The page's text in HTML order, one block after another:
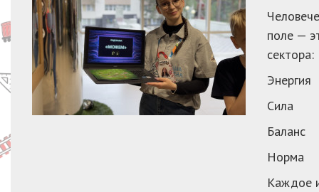
поле —
сектора:
Энергия
Сила
Баланс
Норма
Каждое